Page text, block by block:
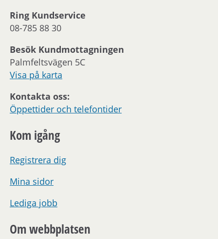
Ring Kundservice
08-785 88 30
Besök Kundmottagningen
Palmfeltsvägen 5C
Visa på karta
Kontakta oss:
Öppettider och telefontider
Kom igång
Registrera dig
Mina sidor
Lediga jobb
Om webbplatsen